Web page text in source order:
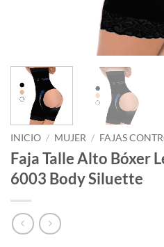
INICIO / MUJER / FAJAS
Faja Talle Alto Bóxer
6003 Body Siluette